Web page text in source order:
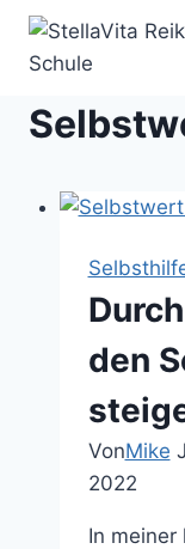
Zum
springen
den
VonMike
2022
In meiner